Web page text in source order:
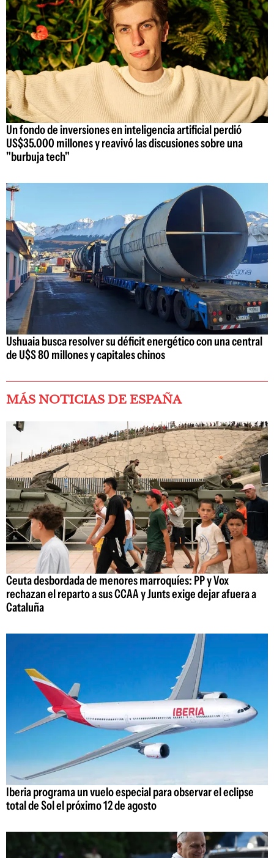
Un fondo de inversiones en inteligencia artificial perdió
US$35.000 millones y reavivó las discusiones sobre una
"burbuja tech"
Ushuaia busca resolver su déficit energético con una central
de U$S 80 millones y capitales chinos
MÁS NOTICIAS DE ESPAÑA
Ceuta desbordada de menores marroquíes: PP y Vox
rechazan el reparto a sus CCAA y Junts exige dejar afuera a
Cataluña
Iberia programa un vuelo especial para observar el eclipse
total de Sol el próximo 12 de agosto